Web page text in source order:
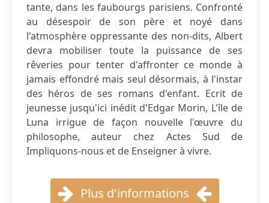
tante, dans les faubourgs parisiens. Confronté
au désespoir de son père et noyé dans
l'atmosphère oppressante des non-dits, Albert
devra mobiliser toute la puissance de ses
rêveries pour tenter d'affronter ce monde à
jamais effondré mais seul désormais, à l'instar
des héros de ses romans d'enfant. Ecrit de
jeunesse jusqu'ici inédit d'Edgar Morin, L'île de
Luna irrigue de façon nouvelle l'œuvre du
philosophe, auteur chez Actes Sud de
Impliquons-nous et de Enseigner à vivre.
Plus d'informations